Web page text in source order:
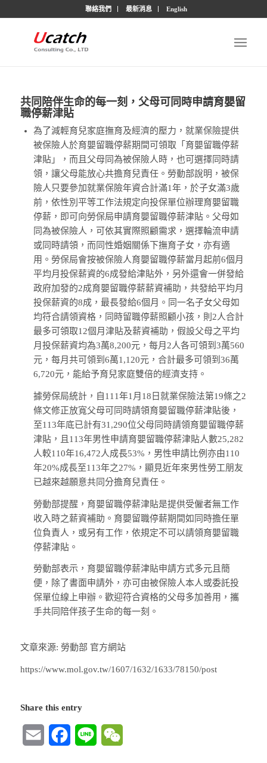
聯絡我們 最新消息 English
共同陪伴生命的每一刻，父母可同時申請育嬰留
職停薪津貼
為了減輕育兒家庭撫育及經濟的壓力，就業保險提供
被保險人於育嬰留職停薪期間可領取「育嬰留職停薪
津貼」，而且父母同為被保險人時，也可選擇同時請
領，讓父母能放心共擔育兒責任。勞動部說明，被保
險人只要參加就業保險年資合計滿1年，於子女滿3歲
前，依性別平等工作法規定向投保單位辦理育嬰留職
停薪，即可向勞保局申請育嬰留職停薪津貼。父母如
同為被保險人，可依其實際照顧需求，選擇輪流申請
或同時請領，而同性婚姻關係下撫育子女，亦有適
用。勞保局會按被保險人育嬰留職停薪當月起前6個月
平均月投保薪資的6成發給津貼外，另外還會一併發給
政府加發的2成育嬰留職停薪薪資補助，共發給平均月
投保薪資的8成，最長發給6個月。同一名子女父母如
均符合請領資格，同時留職停薪照顧小孩，則2人合計
最多可領取12個月津貼及薪資補助，假設父母之平均
月投保薪資均為3萬8,200元，每月2人各可領到3萬560
元，每月共可領到6萬1,120元，合計最多可領到36萬
6,720元，能給予育兒家庭雙倍的經濟支持。
據勞保局統計，自111年1月18日就業保險法第19條之2
條文修正放寬父母可同時請領育嬰留職停薪津貼後，
至113年底已計有31,290位父母同時請領育嬰留職停薪
津貼，且113年男性申請育嬰留職停薪津貼人數25,282
人較110年16,472人成長53%，男性申請比例亦由110
年20%成長至113年之27%，顯見近年來男性勞工朋友
已越來越願意共同分擔育兒責任。
勞動部提醒，育嬰留職停薪津貼是提供受僱者無工作
收入時之薪資補助。育嬰留職停薪期間如同時擔任單
位負責人，或另有工作，依規定不可以請領育嬰留職
停薪津貼。
勞動部表示，育嬰留職停薪津貼申請方式多元且簡
便，除了書面申請外，亦可由被保險人本人或委託投
保單位線上申辦。歡迎符合資格的父母多加善用，攜
手共同陪伴孩子生命的每一刻。
文章來源: 勞動部 官方網站
https://www.mol.gov.tw/1607/1632/1633/78150/post
Share this entry
Email FacebookLine